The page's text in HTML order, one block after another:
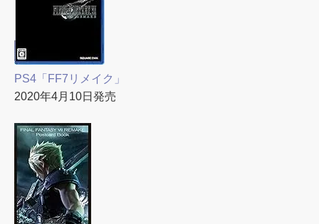
PS4「FF7リメイク」
2020年4月10日発売